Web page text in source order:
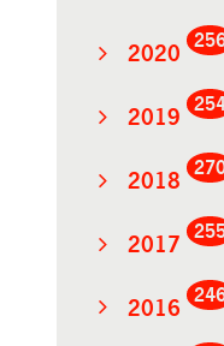
2020
2019
2018
2017
2016